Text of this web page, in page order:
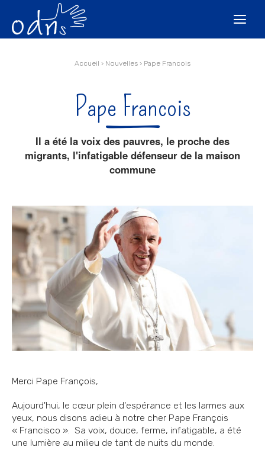

Accueil › Nouvelles › Pape Francois
Pape Francois
Il a été la voix des pauvres, le proche des
migrants, l'infatigable défenseur de la maison
commune
Merci Pape François,
Aujourd'hui, le cœur plein d'espérance et les larmes aux
yeux, nous disons adieu à notre cher Pape François
« Francisco ». Sa voix, douce, ferme, infatigable, a été
une lumière au milieu de tant de nuits du monde.